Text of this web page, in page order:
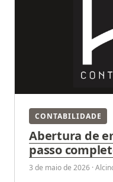
CONTABILIDADE
Abertura de
passo
3 de maio de 2026 ·